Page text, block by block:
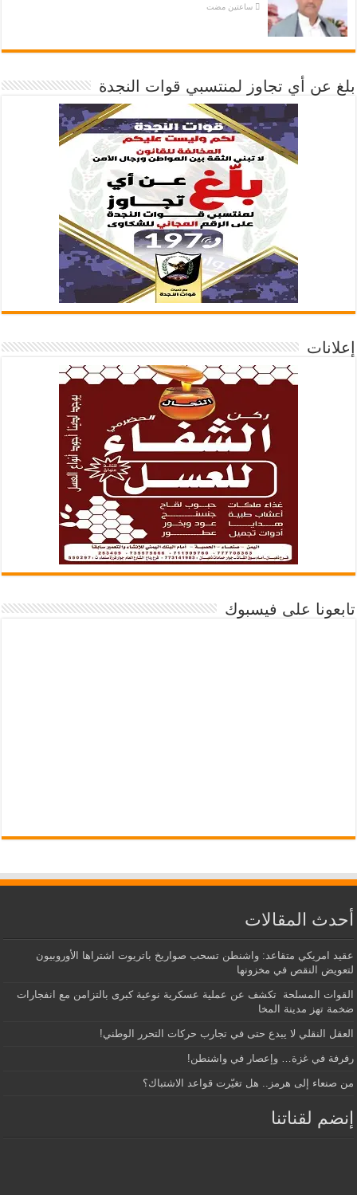
‏ساعتين مضت
بلغ عن أي تجاوز لمنتسبي قوات النجدة
إعلانات
تابعونا على فيسبوك
أحدث المقالات
عقيد امريكي متقاعد: واشنطن تسحب صواريخ باتريوت اشتراها الأوروبيون
لتعويض النقص في مخزونها
القوات المسلحة تكشف عن عملية عسكرية نوعية كبرى بالتزامن مع انفجارات
ضخمة تهز مدينة المخا
العقل النقلي لا يبدع حتى في تجارب حركات التحرر الوطني!
رفرفة في غزة… وإعصار في واشنطن!
من صنعاء إلى هرمز.. هل تغيّرت قواعد الاشتباك؟
إنضم لقناتنا